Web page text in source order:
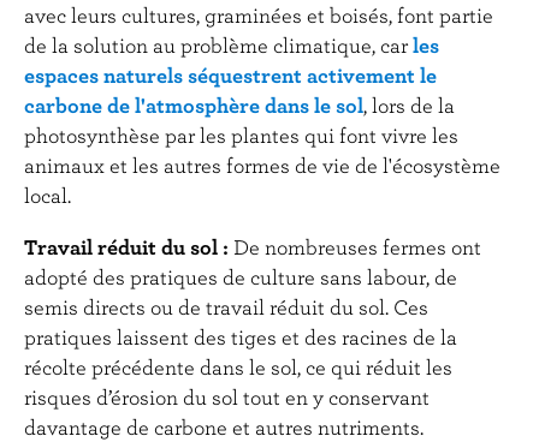
avec leurs cultures, graminées et boisés, font partie
de la solution au problème climatique, carles
espaces naturels séquestrent activement le
carbone de l'atmosphère dans le sol, lors de la
photosynthèse par les plantes qui font vivre les
animaux et les autres formes de vie de l'écosystème
local.
Travail réduit du sol : De nombreuses fermes ont
adopté des pratiques de culture sans labour, de
semis directs ou de travail réduit du sol. Ces
pratiques laissent des tiges et des racines de la
récolte précédente dans le sol, ce qui réduit les
risques d’érosion du sol tout en y conservant
davantage de carbone et autres nutriments.